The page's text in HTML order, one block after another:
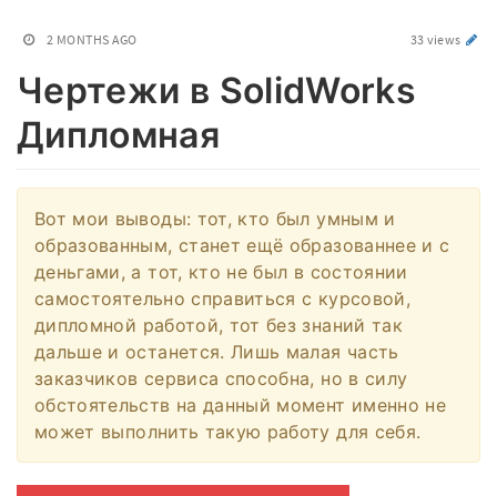
2 MONTHS AGO 33 views
Чертежи в SolidWorks
Дипломная
Вот мои выводы: тот, кто был умным и
образованным, станет ещё образованнее и с
деньгами, а тот, кто не был в состоянии
самостоятельно справиться с курсовой,
дипломной работой, тот без знаний так
дальше и останется. Лишь малая часть
заказчиков сервиса способна, но в силу
обстоятельств на данный момент именно не
может выполнить такую работу для себя.